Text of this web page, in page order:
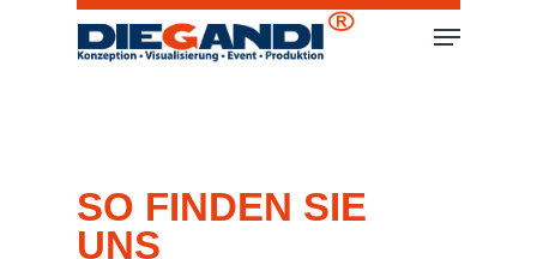
SO FINDEN SIE
UNS